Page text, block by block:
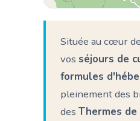
Située au cœur de
vos séjours de
formules
pleinement des
des Thermes